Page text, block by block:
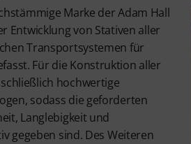
Marke der Adam Hall
Entwicklung von Stativen aller
Transportsystemen für
Für die Konstruktion aller
hochwertige
sodass die geforderten
Langlebigkeit und
gegeben sind. Des Weiteren